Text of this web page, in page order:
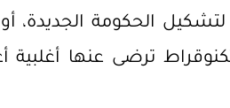
الحكومة الجديدة، أو
ترضى عنها أغلبية